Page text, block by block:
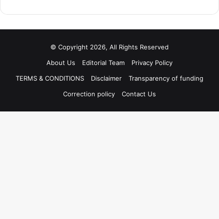
© Copyright 2026, All Rights Reserved
About Us
Editorial Team
Privacy Policy
TERMS & CONDITIONS
Disclaimer
Transparency of funding
Correction policy
Contact Us